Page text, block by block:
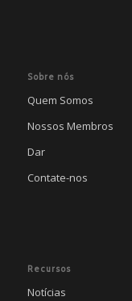
Sobre nós
Quem Somos
Nossos Membros
Dar
Contate-nos
Recursos
Notícias